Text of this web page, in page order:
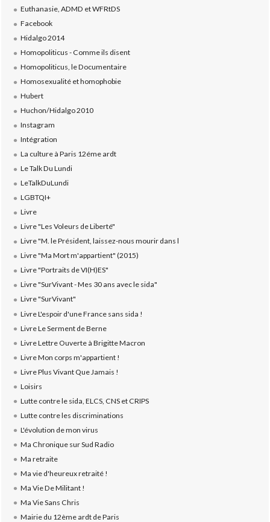
Euthanasie, ADMD et WFRtDS
Facebook
Hidalgo 2014
Homopoliticus - Comme ils disent
Homopoliticus, le Documentaire
Homosexualité et homophobie
Hubert
Huchon/Hidalgo 2010
Instagram
Intégration
La culture à Paris 12éme ardt
Le Talk Du Lundi
LeTalkDuLundi
LGBTQI+
Livre
Livre "Les Voleurs de Liberté"
Livre "M. le Président, laissez-nous mourir dans l
Livre "Ma Mort m'appartient" (2015)
Livre "Portraits de VI(H)ES"
Livre "SurVivant - Mes 30 ans avec le sida"
Livre "SurVivant"
Livre L'espoir d'une France sans sida !
Livre Le Serment de Berne
Livre Lettre Ouverte à Brigitte Macron
Livre Mon corps m'appartient !
Livre Plus Vivant Que Jamais !
Loisirs
Lutte contre le sida, ELCS, CNS et CRIPS
Lutte contre les discriminations
L'évolution de mon virus
Ma Chronique sur Sud Radio
Ma retraite
Ma vie d'heureux retraité !
Ma Vie De Militant !
Ma Vie Sans Chris
Mairie du 12ème ardt de Paris